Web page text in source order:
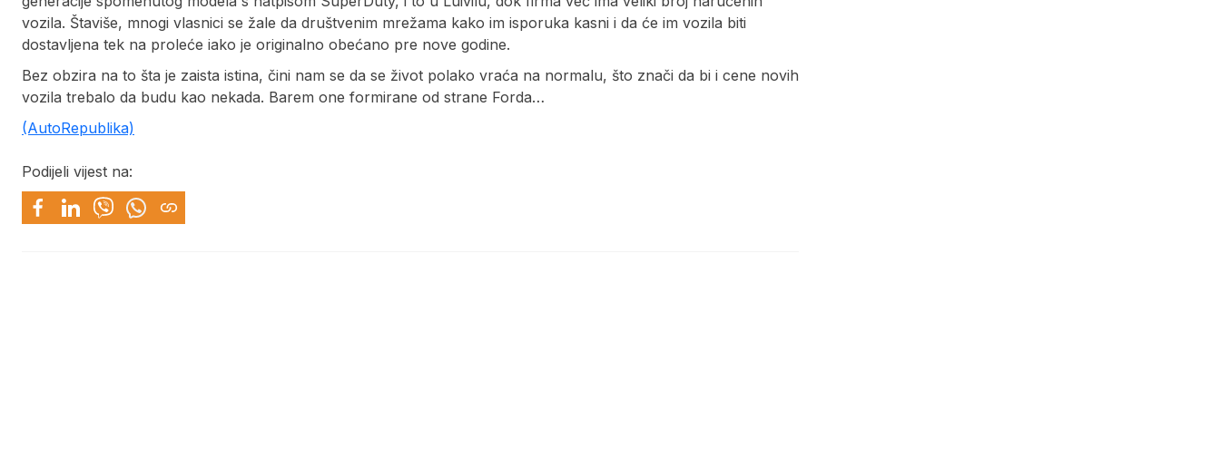
vozila. Štaviše, mnogi vlasnici se žale da društvenim mrežama kako im isporuka kasni i da će im vozila biti
dostavljena tek na proleće iako je originalno obećano pre nove godine.
Bez obzira na to šta je zaista istina, čini nam se da se život polako vraća na normalu, što znači da bi i cene novih
vozila trebalo da budu kao nekada. Barem one formirane od strane Forda…
(AutoRepublika)
Podijeli vijest na: